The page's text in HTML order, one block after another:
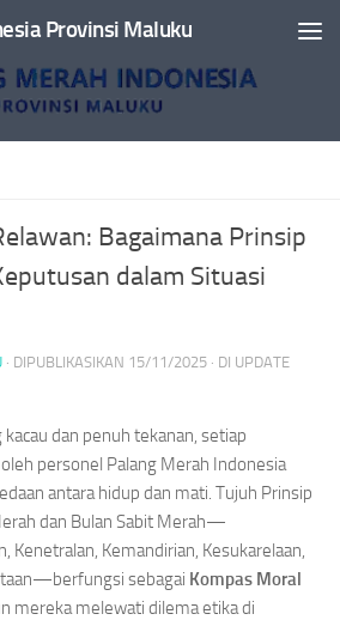
Provinsi Maluku
Bagaimana Prinsip
dalam Situasi
· DIPUBLIKASIKAN 15/11/2025 · DI UPDATE
dan penuh tekanan, setiap
personel Palang Merah Indonesia
antara hidup dan mati. Tujuh Prinsip
dan Bulan Sabit Merah—
Kenetralan, Kemandirian, Kesukarelaan,
sebagai Kompas Moral
mereka melewati dilema etika di